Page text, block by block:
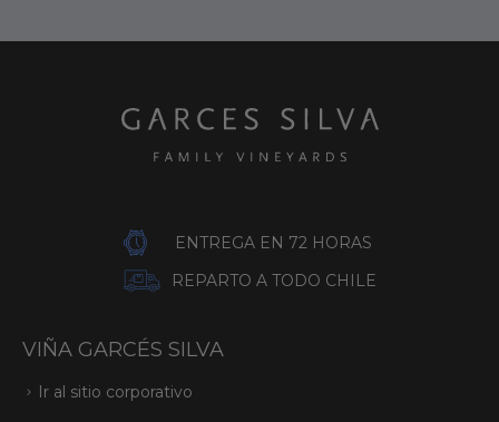
ENTREGA EN 72 HORAS
REPARTO A TODO CHILE
VIÑA GARCÉS SILVA
Ir al sitio corporativo